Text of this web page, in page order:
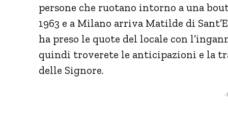
persone che ruotano intorno a una
1963 e a Milano arriva Matilde di
ha preso le quote del locale con
quindi troverete le anticipazioni e la
delle Signore.
-